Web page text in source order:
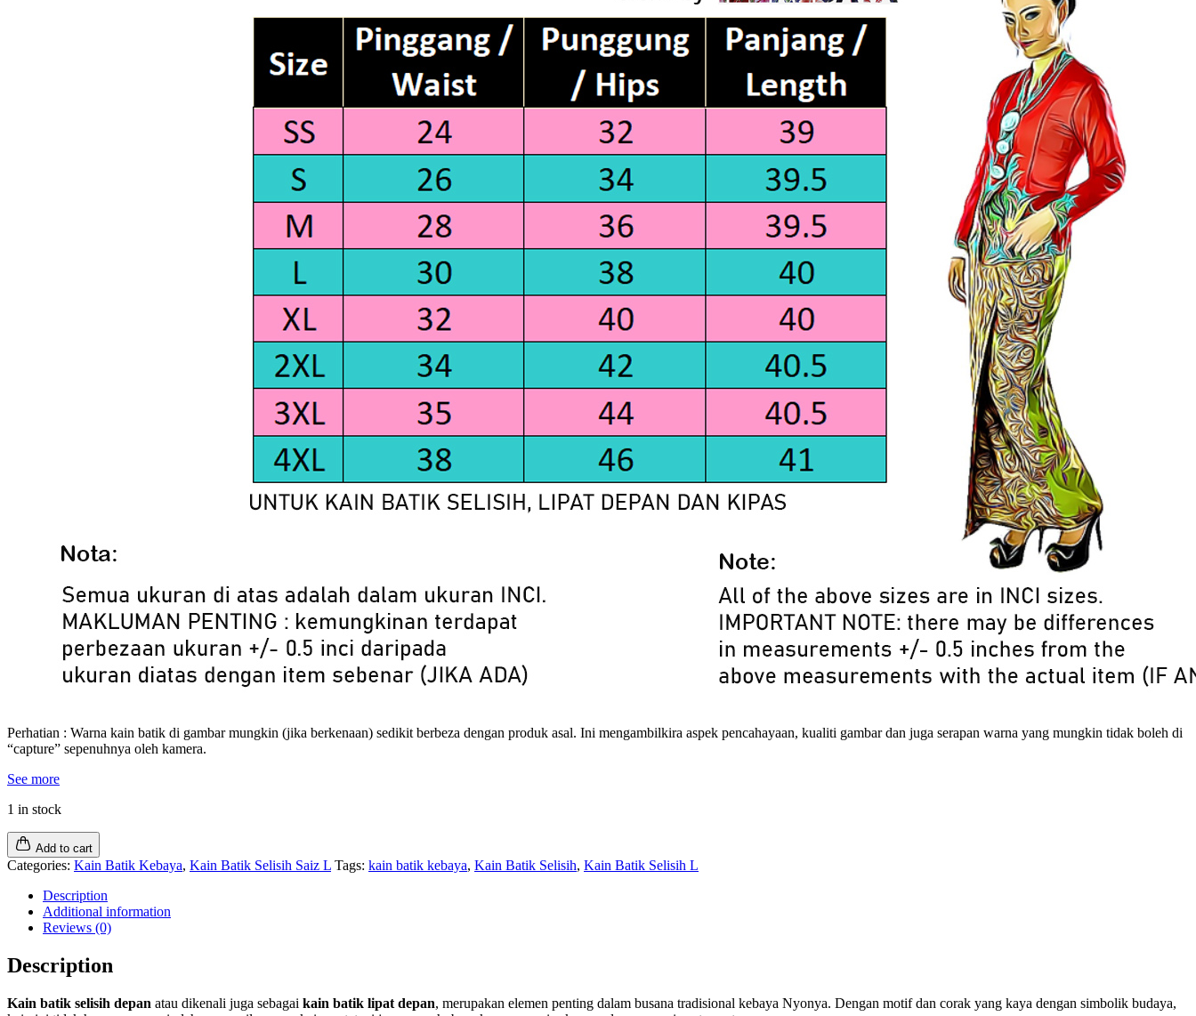
Perhatian : Warna kain batik di gambar mungkin (jika berkenaan) sedikit berbeza dengan produk asal. Ini mengambilkira aspek pencahayaan, kualiti gambar dan juga serapan warna yang mungkin tidak boleh di
“capture” sepenuhnya oleh kamera.
See more
1 in stock
Add to cart
Categories: Kain Batik Kebaya, Kain Batik Selisih Saiz L Tags: kain batik kebaya, Kain Batik Selisih, Kain Batik Selisih L
Description
Additional information
Reviews (0)
Description
Kain batik selisih depan atau dikenali juga sebagai kain batik lipat depan, merupakan elemen penting dalam busana tradisional kebaya Nyonya. Dengan motif dan corak yang kaya dengan simbolik budaya,